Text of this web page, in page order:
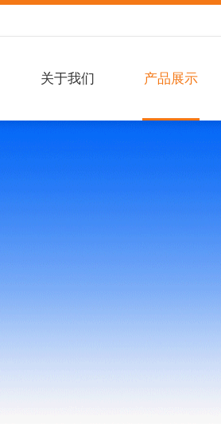
关于我们 产品展示